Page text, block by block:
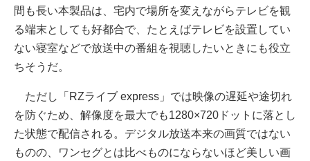
間も長い本製品は、宅内で場所を変えながらテレビを観
る端末としても好都合で、たとえばテレビを設置してい
ない寝室などで放送中の番組を視聴したいときにも役立
ちそうだ。
ただし「RZライブ express」では映像の遅延や途切れ
を防ぐため、解像度を最大でも1280×720ドットに落とし
た状態で配信される。デジタル放送本来の画質ではない
ものの、ワンセグとは比べものにならないほど美しい画